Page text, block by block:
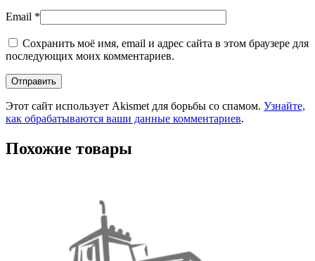
Email *
Сохранить моё имя, email и адрес сайта в этом браузере для
последующих моих комментариев.
Этот сайт использует Akismet для борьбы со спамом. Узнайте,
как обрабатываются ваши данные комментариев.
Похожие товары